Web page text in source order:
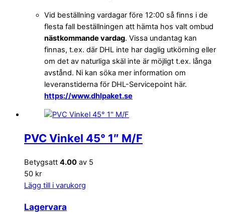
Vid beställning vardagar före 12:00 så finns i de
flesta fall beställningen att hämta hos valt ombud
nästkommande vardag. Vissa undantag kan
finnas, t.ex. där DHL inte har daglig utkörning eller
om det av naturliga skäl inte är möjligt t.ex. långa
avstånd. Ni kan söka mer information om
leveranstiderna för DHL-Servicepoint här.
https://www.dhlpaket.se
PVC Vinkel 45° 1″ M/F
Betygsatt 4.00 av 5
50 kr
Lägg till i varukorg
Lagervara